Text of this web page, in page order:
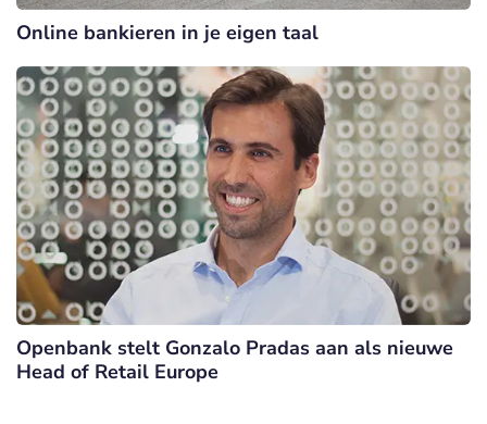
Online bankieren in je eigen taal
Openbank stelt Gonzalo Pradas aan als nieuwe
Head of Retail Europe